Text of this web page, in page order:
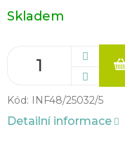
Měrná
cena:
Skladem
Kód: INF48/25032/5
Detailní informace